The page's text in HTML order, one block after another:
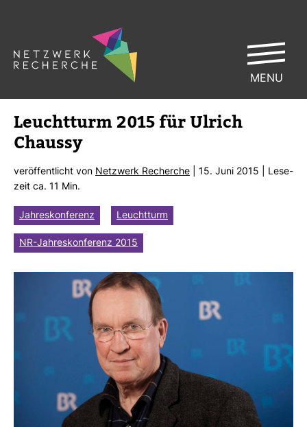
Leucht­turm 2015 für Ulrich
Chaussy
ver­öf­fent­licht von Netz­werk Recherche | 15. Juni 2015 | Lese­
zeit ca. 11 Min.
Jahreskonferenz Leuchtturm
NR-Jahreskonferenz 2015
MENU